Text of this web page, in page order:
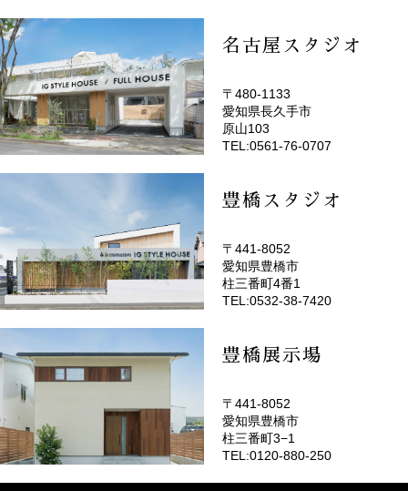
名古屋スタジオ
(EMOTOP名古屋)
〒480-1133
愛知県長久手市
原山103
TEL:0561-76-0707
豊橋スタジオ
(EMOTOP豊橋)
〒441-8052
愛知県豊橋市
柱三番町4番1
TEL:0532-38-7420
豊橋展示場
〒441-8052
愛知県豊橋市
柱三番町3−1
TEL:0120-880-250